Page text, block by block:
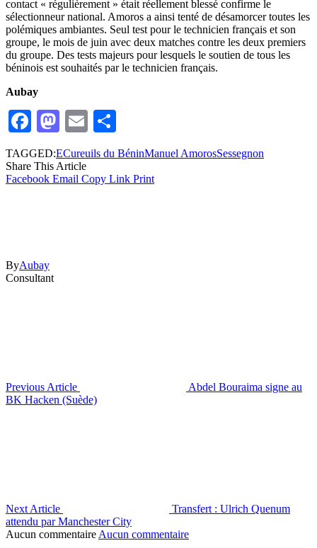
contact « régulièrement » était réellement blessé confirme le
sélectionneur national. Amoros a ainsi tenté de désamorcer toutes les
polémiques ambiantes. Seul test pour le technicien français et son
groupe, le mois de juin avec deux matches contre les deux premiers
du groupe. Des tests majeurs pour lesquels le soutien de tous les
béninois est souhaités par le technicien français.
Aubay
Facebook
Mastodon
Email
TAGGED:ECureuils du BéninManuel AmorosSessegnon
Share This Article
Facebook Email Copy Link Print
ByAubay
Consultant
Previous Article
Abdel Bouraima signe au
BK Hacken (Suède)
Next Article
Transfert : Ulrich Quenum
attendu par Manchester City
Aucun commentaire Aucun commentaire